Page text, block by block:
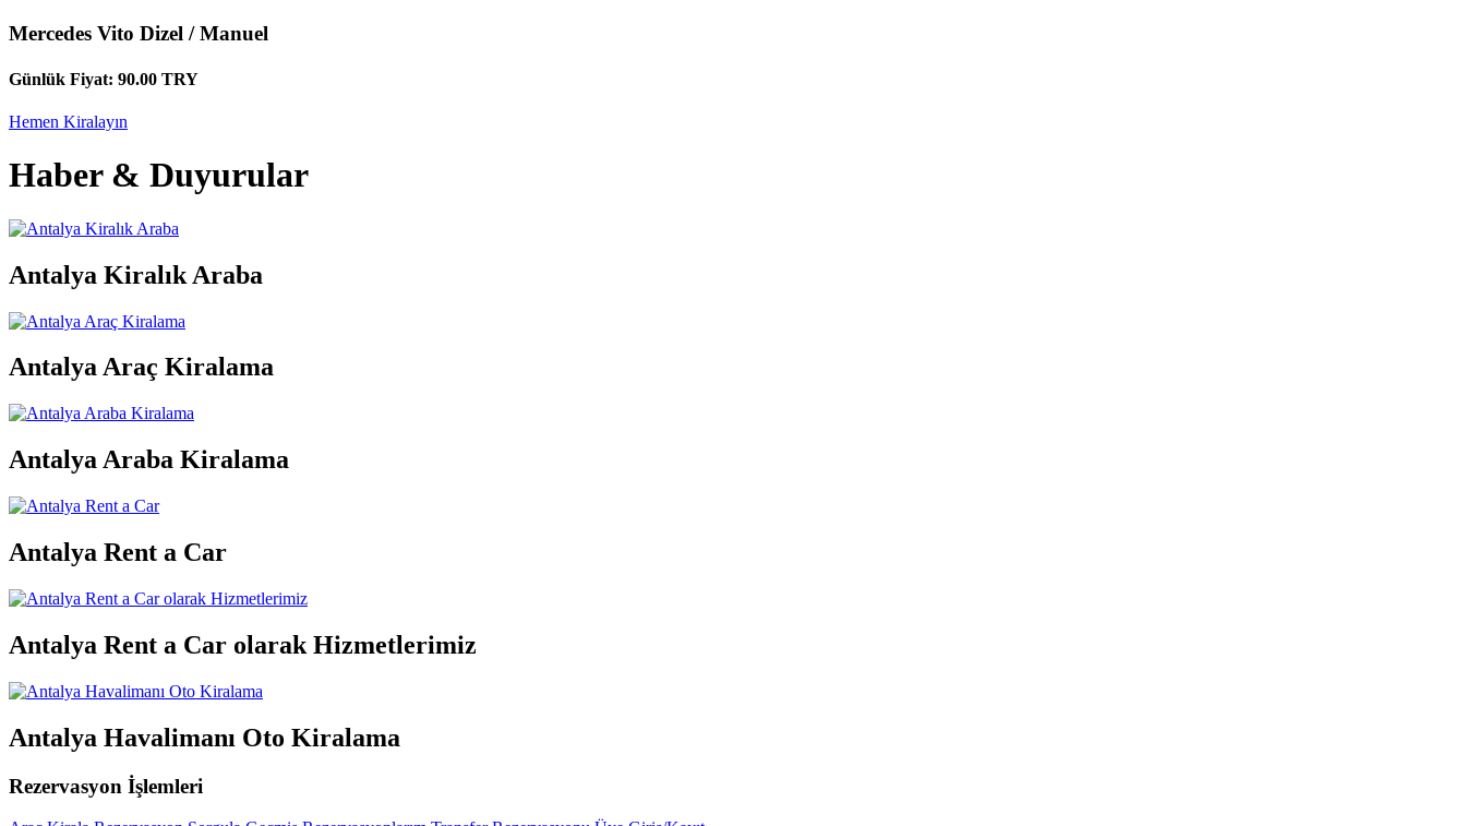
Mercedes Vito Dizel / Manuel
Günlük Fiyat: 90.00 TRY
Hemen Kiralayın
Haber & Duyurular
Antalya Kiralık Araba
Antalya Araç Kiralama
Antalya Araba Kiralama
Antalya Rent a Car
Antalya Rent a Car olarak Hizmetlerimiz
Antalya Havalimanı Oto Kiralama
Rezervasyon İşlemleri